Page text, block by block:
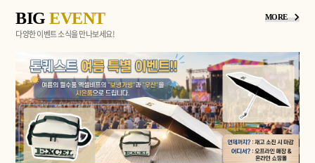
BIGEVENT MORE
다양한 이벤트 소식을 만나보세요!